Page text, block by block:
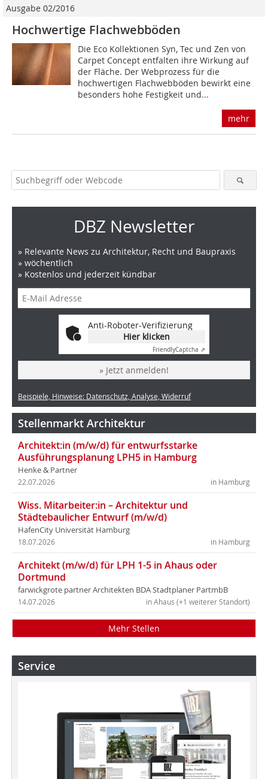
Ausgabe 02/2016
Hochwertige Flachwebböden
Die Eco Kollektionen Syn, Tec und Zen von
Carpet Concept entfalten ihre Wirkung auf
der Fläche. Der Webprozess für die
hochwertigen Flachwebböden bewirkt eine
besonders hohe Festigkeit und...
mehr
DBZ Newsletter
» Relevante News zu Architektur, Recht und Baupraxis
» wöchentlich
» Kostenlos und jederzeit kündbar
Anti-Roboter-Verifizierung
Hier klicken
FriendlyCaptcha ⇗
» Jetzt anmelden!
Beispiele, Hinweise: Datenschutz, Analyse, Widerruf
Stellenmarkt Architektur
Architekt:in (m/w/d) für entwurfsstarke
Ausführungsplanung LPH5 in Hamburg
Henke & Partner
in Hamburg
22.07.2026
Wiss. Mitarbeiter:in – Architektur und
Städtebaulicher Entwurf (m/w/d)
HafenCity Universität Hamburg
in Hamburg
18.07.2026
Architekt (m/w/d) für LPH 1-5 in Ahaus oder
Dortmund
farwickgrote partner Architekten BDA Stadtplaner PartmbB
in Ahaus (+1 weiterer Standort)
14.07.2026
Mehr Stellen
Service